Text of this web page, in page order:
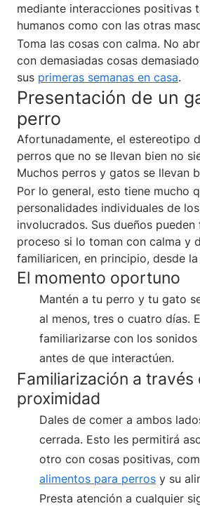
mediante interacciones positivas
humanos como con las otras
Toma las cosas con calma. No
con demasiadas cosas
sus primeras semanas en casa.
Presentación de un
perro
Afortunadamente, el estereotipo
perros que no se llevan bien no
Muchos perros y gatos se llevan
Por lo general, esto tiene mucho
personalidades individuales de
involucrados. Sus dueños
proceso si lo toman con calma y
familiaricen, en principio, desde
El momento oportuno
Mantén a tu perro y tu gato
al menos, tres o cuatro días.
familiarizarse con los
antes de que interactúen.
Familiarización a través
proximidad
Dales de comer a ambos
cerrada. Esto les permitirá
otro con cosas positivas,
alimentos para perros y su
Presta atención a cualquier